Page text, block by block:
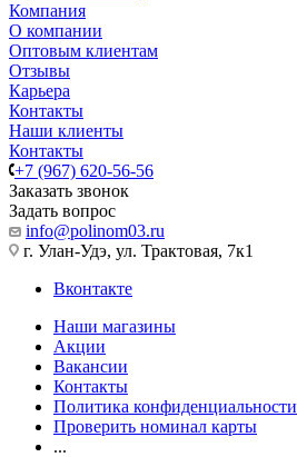
Компания
О компании
Оптовым клиентам
Отзывы
Карьера
Контакты
Наши клиенты
Контакты
+7 (967) 620-56-56
Заказать звонок
Задать вопрос
info@polinom03.ru
г. Улан-Удэ, ул. Трактовая, 7к1
Вконтакте
Наши магазины
Акции
Вакансии
Контакты
Политика конфиденциальности
Проверить номинал карты
...